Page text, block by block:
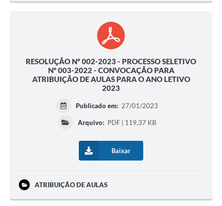
RESOLUÇÃO Nº 002-2023 - PROCESSO SELETIVO
Nº 003-2022 - CONVOCAÇÃO PARA
ATRIBUIÇÃO DE AULAS PARA O ANO LETIVO
2023
Publicado em: 27/01/2023
Arquivo: PDF | 119,37 KB
Baixar
ATRIBUIÇÃO DE AULAS